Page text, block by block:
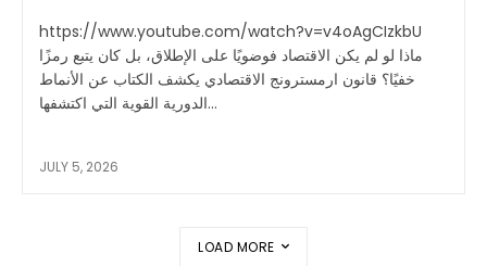
https://www.youtube.com/watch?v=v4oAgCIzkbU
ماذا لو لم يكن الاقتصاد فوضويًا على الإطلاق، بل كان يتبع رمزًا
خفيًا؟ قانون ارمسترونج الاقتصادي يكشف الكتاب عن الأنماط
الدورية القوية التي اكتشفها...
JULY 5, 2026
LOAD MORE